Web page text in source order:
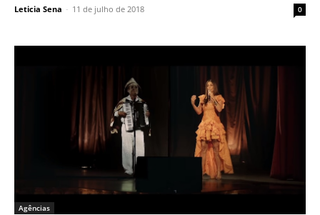
Leticia Sena - 11 de julho de 2018 0
Agências